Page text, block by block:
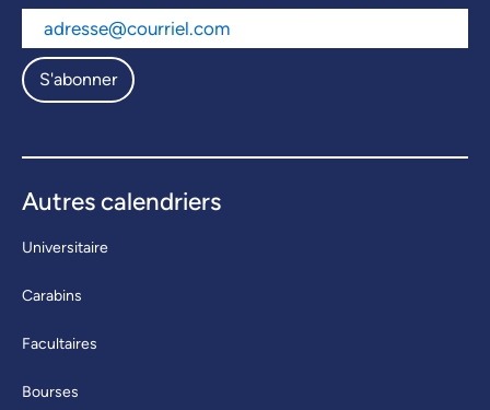
S'abonner
Autres calendriers
Universitaire
Carabins
Facultaires
Bourses